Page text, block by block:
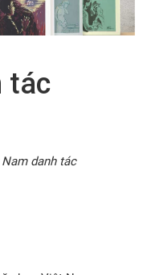
FR
tác
Nam danh tác